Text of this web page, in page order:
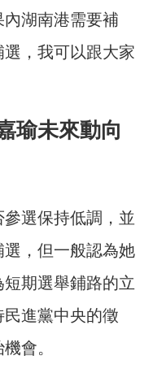
湖南港需要補
，我可以跟大家
瑜未來動向
選保持低調，並
，但一般認為她
期選舉鋪路的立
進黨中央的徵
會。